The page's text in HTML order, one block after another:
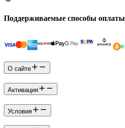
Поддерживаемые способы оплаты
О сайте
Активация
Условия